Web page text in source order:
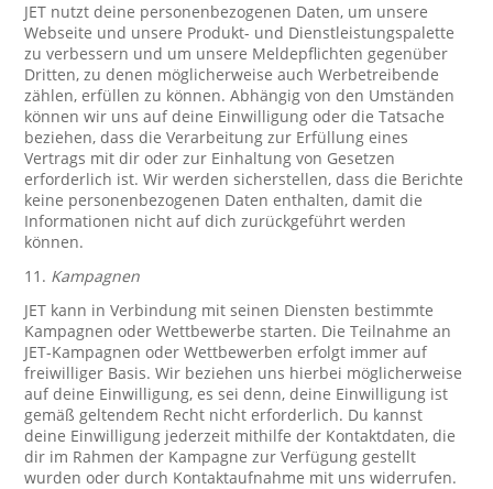
JET nutzt deine personenbezogenen Daten, um unsere
Webseite und unsere Produkt- und Dienstleistungspalette
zu verbessern und um unsere Meldepflichten gegenüber
Dritten, zu denen möglicherweise auch Werbetreibende
zählen, erfüllen zu können. Abhängig von den Umständen
können wir uns auf deine Einwilligung oder die Tatsache
beziehen, dass die Verarbeitung zur Erfüllung eines
Vertrags mit dir oder zur Einhaltung von Gesetzen
erforderlich ist. Wir werden sicherstellen, dass die Berichte
keine personenbezogenen Daten enthalten, damit die
Informationen nicht auf dich zurückgeführt werden
können.
11. Kampagnen
JET kann in Verbindung mit seinen Diensten bestimmte
Kampagnen oder Wettbewerbe starten. Die Teilnahme an
JET-Kampagnen oder Wettbewerben erfolgt immer auf
freiwilliger Basis. Wir beziehen uns hierbei möglicherweise
auf deine Einwilligung, es sei denn, deine Einwilligung ist
gemäß geltendem Recht nicht erforderlich. Du kannst
deine Einwilligung jederzeit mithilfe der Kontaktdaten, die
dir im Rahmen der Kampagne zur Verfügung gestellt
wurden oder durch Kontaktaufnahme mit uns widerrufen.